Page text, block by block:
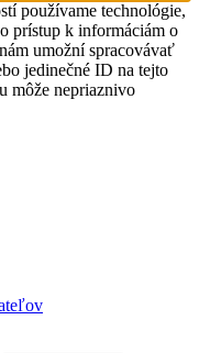
používame technológie,
prístup k informáciám o
umožní spracovávať
jedinečné ID na tejto
môže nepriaznivo